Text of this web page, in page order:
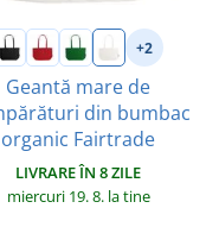
+2
Geantă mare de
din bumbac
organic Fairtrade
LIVRARE ÎN 8 ZILE
miercuri 19. 8. la tine